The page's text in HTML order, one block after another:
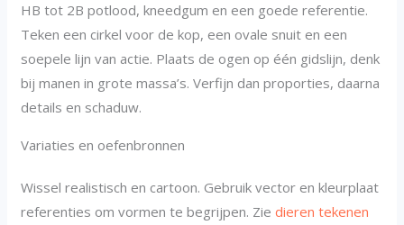
HB tot 2B potlood, kneedgum en een goede referentie.
Teken een cirkel voor de kop, een ovale snuit en een
soepele lijn van actie. Plaats de ogen op één gidslijn, denk
bij manen in grote massa’s. Verfijn dan proporties, daarna
details en schaduw.
Variaties en oefenbronnen
Wissel realistisch en cartoon. Gebruik vector en kleurplaat
referenties om vormen te begrijpen. Ziedieren tekenen